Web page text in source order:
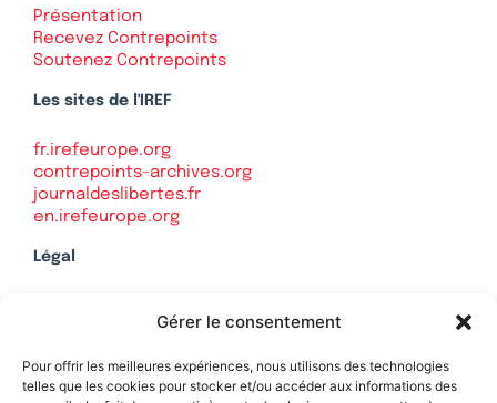
Gérer le consentement
Pour offrir les meilleures expériences, nous utilisons des technologies
telles que les cookies pour stocker et/ou accéder aux informations des
Présentation
Recevez Contrepoints
Soutenez Contrepoints
Les sites de l'IREF
fr.irefeurope.org
contrepoints-archives.org
journaldeslibertes.fr
en.irefeurope.org
Légal
Politique de confidentialité